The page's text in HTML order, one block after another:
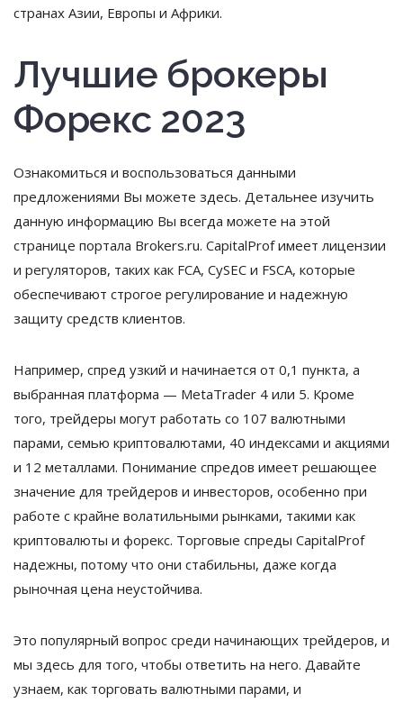
странах Азии, Европы и Африки.
Лучшие брокеры
Форекс 2023
Ознакомиться и воспользоваться данными
предложениями Вы можете здесь. Детальнее изучить
данную информацию Вы всегда можете на этой
странице портала Brokers.ru. CapitalProf имеет лицензии
и регуляторов, таких как FCA, CySEC и FSCA, которые
обеспечивают строгое регулирование и надежную
защиту средств клиентов.
Например, спред узкий и начинается от 0,1 пункта, а
выбранная платформа — MetaTrader 4 или 5. Кроме
того, трейдеры могут работать со 107 валютными
парами, семью криптовалютами, 40 индексами и акциями
и 12 металлами. Понимание спредов имеет решающее
значение для трейдеров и инвесторов, особенно при
работе с крайне волатильными рынками, такими как
криптовалюты и форекс. Торговые спреды CapitalProf
надежны, потому что они стабильны, даже когда
рыночная цена неустойчива.
Это популярный вопрос среди начинающих трейдеров, и
мы здесь для того, чтобы ответить на него. Давайте
узнаем, как торговать валютными парами, и